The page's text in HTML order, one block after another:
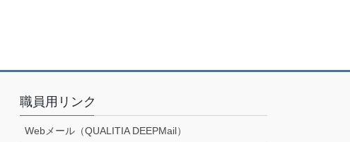
職員用リンク
Webメール（QUALITIA DEEPMail）